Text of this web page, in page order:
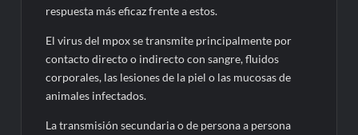
respuesta más eficaz frente a estos.
El virus del mpox se transmite principalmente por
contacto directo o indirecto con sangre, fluidos
corporales, las lesiones de la piel o las mucosas de
animales infectados.
La transmisión secundaria o de persona a persona